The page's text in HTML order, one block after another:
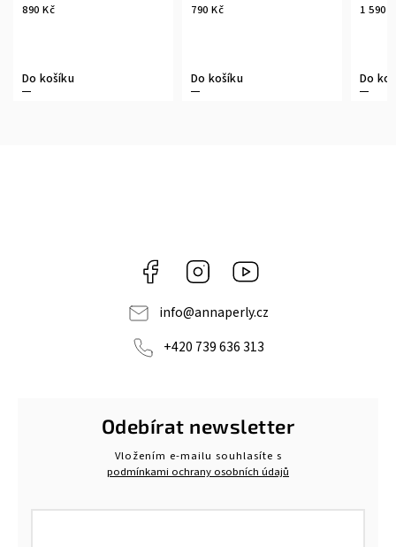
890 Kč
Do košíku
790 Kč
Do košíku
1 590
Do
Facebook Instagram
info@annaperly.cz
+420 739 636 313
Odebírat newsletter
Vložením e-mailu souhlasíte s
podmínkami ochrany osobních údajů